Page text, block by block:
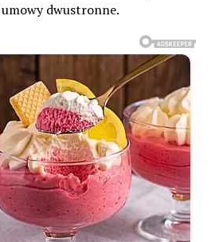
umowy dwustronne.